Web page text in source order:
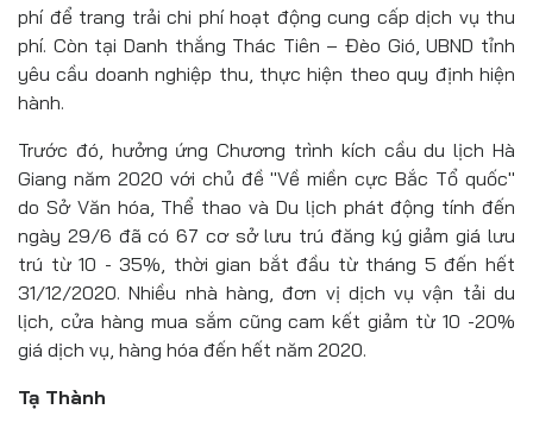
phí để trang trải chi phí hoạt động cung cấp dịch vụ thu
phí. Còn tại Danh thắng Thác Tiên – Đèo Gió, UBND tỉnh
yêu cầu doanh nghiệp thu, thực hiện theo quy định hiện
hành.
Trước đó, hưởng ứng Chương trình kích cầu du lịch Hà
Giang năm 2020 với chủ đề "Về miền cực Bắc Tổ quốc"
do Sở Văn hóa, Thể thao và Du lịch phát động tính đến
ngày 29/6 đã có 67 cơ sở lưu trú đăng ký giảm giá lưu
trú từ 10 - 35%, thời gian bắt đầu từ tháng 5 đến hết
31/12/2020. Nhiều nhà hàng, đơn vị dịch vụ vận tải du
lịch, cửa hàng mua sắm cũng cam kết giảm từ 10 -20%
giá dịch vụ, hàng hóa đến hết năm 2020.
Tạ Thành